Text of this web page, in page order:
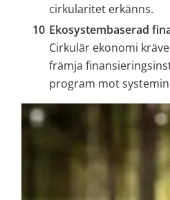
cirkularitet erkänns.
Ekosystembaserad
Cirkulär ekonomi
främja
program mot